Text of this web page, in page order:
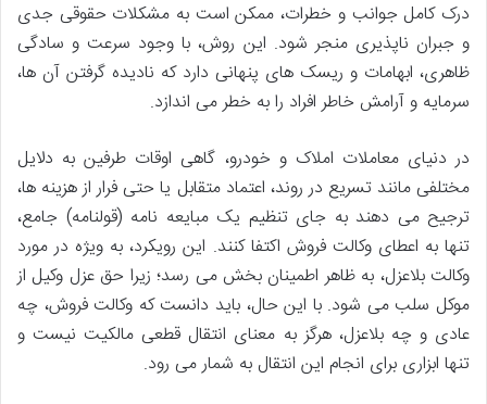
درک کامل جوانب و خطرات، ممکن است به مشکلات حقوقی جدی
و جبران ناپذیری منجر شود. این روش، با وجود سرعت و سادگی
ظاهری، ابهامات و ریسک های پنهانی دارد که نادیده گرفتن آن ها،
سرمایه و آرامش خاطر افراد را به خطر می اندازد.
در دنیای معاملات املاک و خودرو، گاهی اوقات طرفین به دلایل
مختلفی مانند تسریع در روند، اعتماد متقابل یا حتی فرار از هزینه ها،
ترجیح می دهند به جای تنظیم یک مبایعه نامه (قولنامه) جامع،
تنها به اعطای وکالت فروش اکتفا کنند. این رویکرد، به ویژه در مورد
وکالت بلاعزل، به ظاهر اطمینان بخش می رسد؛ زیرا حق عزل وکیل از
موکل سلب می شود. با این حال، باید دانست که وکالت فروش، چه
عادی و چه بلاعزل، هرگز به معنای انتقال قطعی مالکیت نیست و
تنها ابزاری برای انجام این انتقال به شمار می رود.